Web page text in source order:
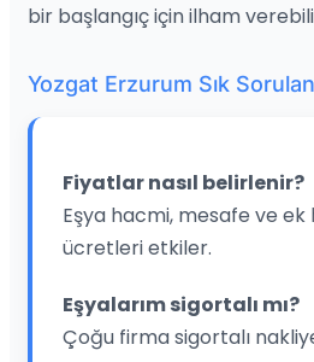
bir başlangıç için ilham
Yozgat Erzurum Sık
Fiyatlar nasıl belirlenir?
Eşya hacmi, mesafe ve
ücretleri etkiler.
Eşyalarım sigortalı mı?
Çoğu firma sigortalı